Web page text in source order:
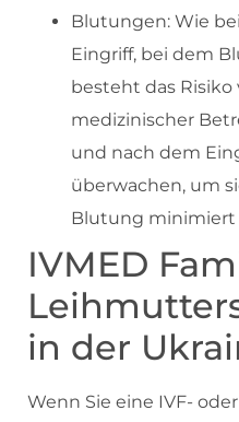
Blutungen: Wie
Eingriff, bei dem
besteht das
medizinischer
und nach dem
überwachen, um
Blutung minimiert
IVMED
in der
Wenn Sie eine IVF-